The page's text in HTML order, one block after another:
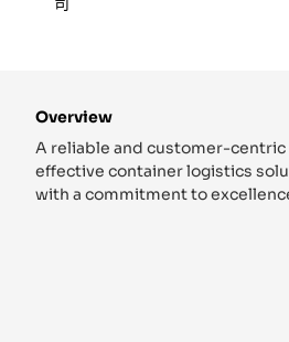
Overview
A reliable and customer-
effective container logistics
with a commitment to